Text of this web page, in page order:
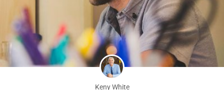
Keny White